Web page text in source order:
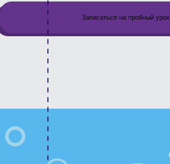
Записаться на пробный урок